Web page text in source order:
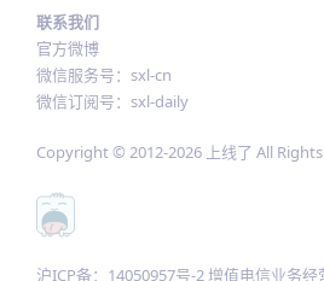
联系我们
官方微博
微信服务号：sxl-cn
微信订阅号：sxl-daily
Copyright © 2012-2026 上线了 All
沪ICP备：14050957号-2 增值电信业务